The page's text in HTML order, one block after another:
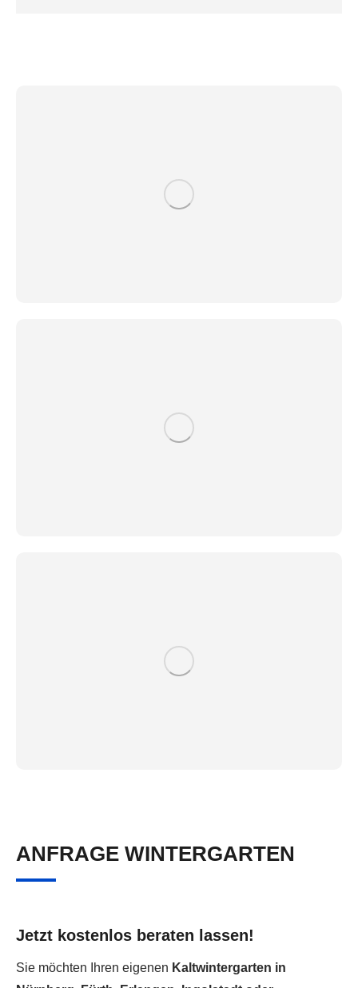
ANFRAGE WINTERGARTEN
Jetzt kostenlos beraten lassen!
Sie möchten Ihren eigenen Kaltwintergarten in